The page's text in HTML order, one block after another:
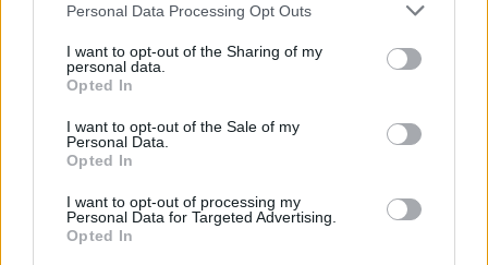
Personal Data Processing Opt Outs
I want to opt-out of the Sharing of my
personal data.
Opted In
I want to opt-out of the Sale of my
Personal Data.
Opted In
I want to opt-out of processing my
Personal Data for Targeted Advertising.
Opted In
H Ελεωνόρα Ζουγανέλη στην κορυφή των
charts
{youtube}6q-grg2vns0{/youtube}
O Αλέξανδρος Εμμανουηλίδης και η Μαρία
Παπαγεωργίου στο Music Society Web radio
στις 15 Απριλίου